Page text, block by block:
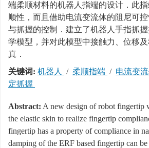
端柔顺材料的机器人指端的设计．此
顺性，而且借助电流变流体的阻尼可
与抓握的控制．建立了机器人手指抓
学模型，并对此模型中接触力、位移
真．
关键词: 机器人 / 柔顺指端 / 电流变
定抓握
Abstract: A new design of robot fingertip
the elastic skin to realize fingertip
fingertip has a property of compliance in
damping of the ERF based fingertip can